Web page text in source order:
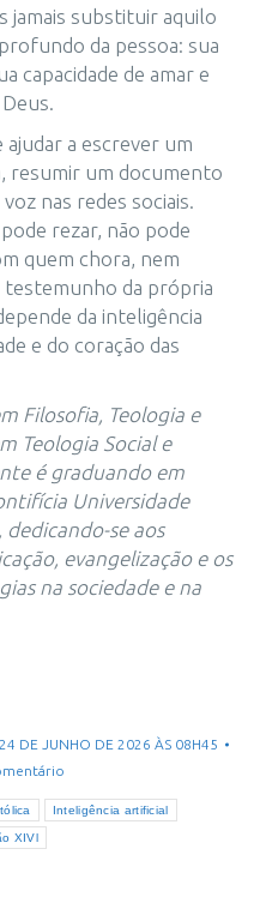
jamais substituir aquilo
da pessoa: sua
capacidade de amar e
a escrever um
resumir um documento
nas redes sociais.
rezar, não pode
quem chora, nem
testemunho da própria
da inteligência
e do coração das
Filosofia, Teologia e
Teologia Social e
é graduando em
Universidade
dedicando-se aos
evangelização e os
na sociedade e na
DE JUNHO DE 2026 ÀS 08H45
Inteligência artificial
XIVl